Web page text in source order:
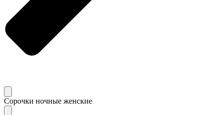
Сорочки ночные женские